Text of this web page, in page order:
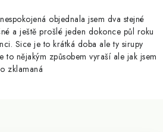
údajů
Doprava a platba
objednala jsem dva stejné
a ještě prošlé jeden dokonce půl roku
Sice je to krátká doba ale ty sirupy
to nějakým způsobem vyraší ale jak jsem
zklamaná